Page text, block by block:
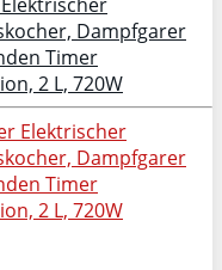
Dampfgarer
Timer
2 L, 720W